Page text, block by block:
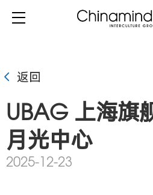
返回
UBAG 上海旗
月光中心
2025-12-23